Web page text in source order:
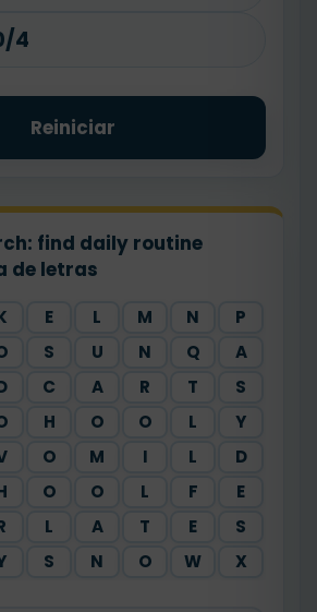
4
Reiniciar
find daily routine
de letras
E L M N
P
S U N Q
A
C A R T
S
H O O L
Y
O M I L
D
O O L F
E
L A T E
S
S N O W X